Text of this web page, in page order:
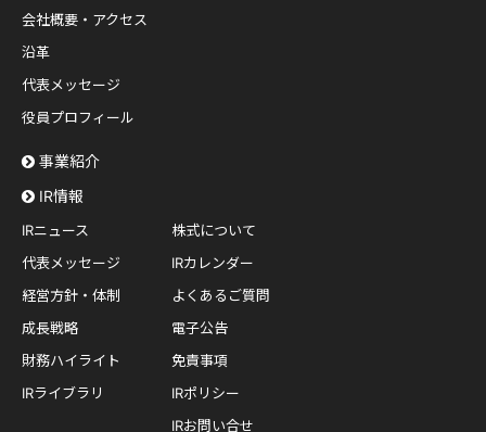
会社概要・アクセス
沿革
代表メッセージ
役員プロフィール
事業紹介
IR情報
IRニュース
代表メッセージ
経営方針・体制
成長戦略
財務ハイライト
IRライブラリ
株式について
IRカレンダー
よくあるご質問
電子公告
免責事項
IRポリシー
IRお問い合せ